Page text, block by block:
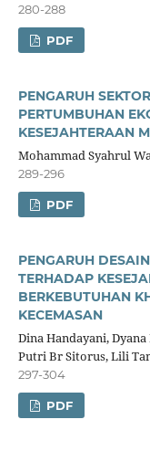
280-288
PDF
PENGARUH
PERTUMBUHAN
KESEJAHTERAAN
Mohammad Syahrul
289-296
PDF
PENGARUH
TERHADAP
BERKEBUTUHAN
KECEMASAN
Dina Handayani,
Putri Br Sitorus, Lili
297-304
PDF